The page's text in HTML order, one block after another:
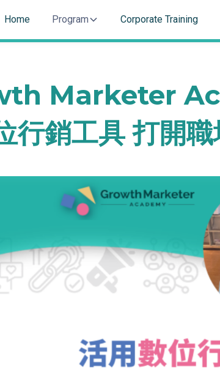
Home Program Corporate Training
Marketer
行銷工具 打開